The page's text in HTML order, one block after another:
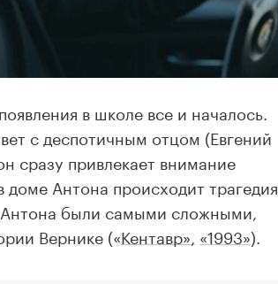
в школе все и началось.
с деспотичным отцом (Евгений
сразу привлекает внимание
Антона происходит трагедия.
были самыми сложными,
Вернике («Кентавр», «1993»).